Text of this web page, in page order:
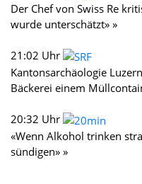
Der Chef von Swiss Re
wurde unterschätzt» »
21:02 Uhr
Kantonsarchäologie
Bäckerei einem
20:32 Uhr
«Wenn Alkohol trinken
sündigen» »